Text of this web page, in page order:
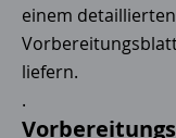
einem detaillierten
liefern.
.